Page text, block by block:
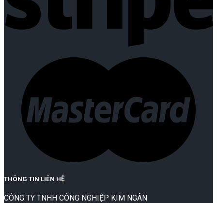
THÔNG TIN LIÊN HỆ
CÔNG TY TNHH CÔNG NGHIỆP KIM NGÂN